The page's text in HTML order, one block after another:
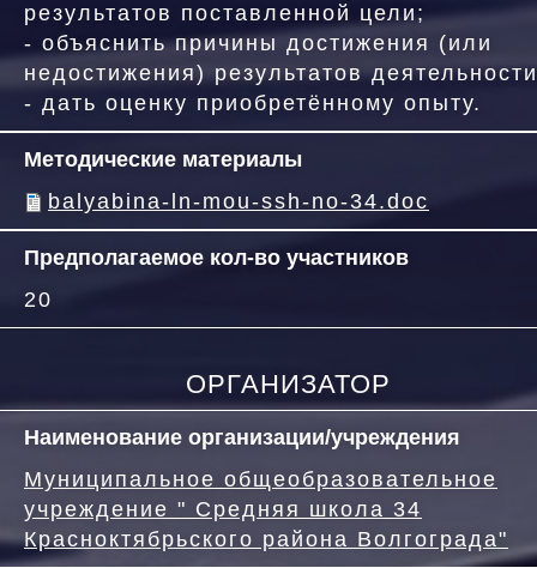
результатов поставленной цели;
- объяснить причины достижения (или
недостижения) результатов
- дать оценку приобретённому опыту.
Методические материалы
balyabina-ln-mou-ssh-no-34.doc
Предполагаемое кол-во участников
20
ОРГАНИЗАТОР
Наименование организации/учреждения
Муниципальное общеобразовательное
учреждение " Средняя школа 34
Красноктябрьского района Волгограда"